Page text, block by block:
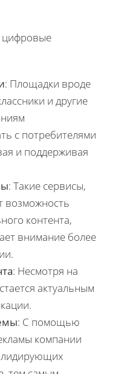
: Площадки вроде
и другие
с потребителями
и поддерживая
: Такие сервисы,
возможность
контента,
внимание более
: Несмотря на
актуальным
: С помощью
компании
лидирующих